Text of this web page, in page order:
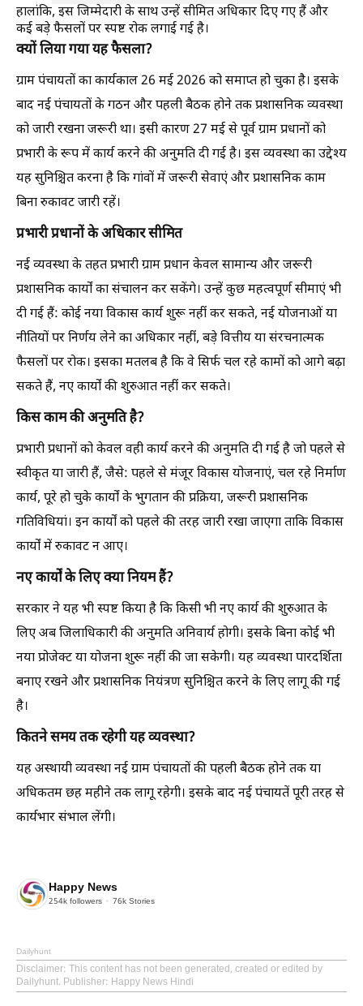
हालांकि, इस जिम्मेदारी के साथ उन्हें सीमित अधिकार दिए गए हैं और
कई बड़े फैसलों पर स्पष्ट रोक लगाई गई है।
क्यों लिया गया यह फैसला?
ग्राम पंचायतों का कार्यकाल 26 मई 2026 को समाप्त हो चुका है। इसके
बाद नई पंचायतों के गठन और पहली बैठक होने तक प्रशासनिक व्यवस्था
को जारी रखना जरूरी था। इसी कारण 27 मई से पूर्व ग्राम प्रधानों को
प्रभारी के रूप में कार्य करने की अनुमति दी गई है। इस व्यवस्था का उद्देश्य
यह सुनिश्चित करना है कि गांवों में जरूरी सेवाएं और प्रशासनिक काम
बिना रुकावट जारी रहें।
प्रभारी प्रधानों के अधिकार सीमित
नई व्यवस्था के तहत प्रभारी ग्राम प्रधान केवल सामान्य और जरूरी
प्रशासनिक कार्यों का संचालन कर सकेंगे। उन्हें कुछ महत्वपूर्ण सीमाएं भी
दी गई हैं: कोई नया विकास कार्य शुरू नहीं कर सकते, नई योजनाओं या
नीतियों पर निर्णय लेने का अधिकार नहीं, बड़े वित्तीय या संरचनात्मक
फैसलों पर रोक। इसका मतलब है कि वे सिर्फ चल रहे कामों को आगे बढ़ा
सकते हैं, नए कार्यों की शुरुआत नहीं कर सकते।
किस काम की अनुमति है?
प्रभारी प्रधानों को केवल वही कार्य करने की अनुमति दी गई है जो पहले से
स्वीकृत या जारी हैं, जैसे: पहले से मंजूर विकास योजनाएं, चल रहे निर्माण
कार्य, पूरे हो चुके कार्यों के भुगतान की प्रक्रिया, जरूरी प्रशासनिक
गतिविधियां। इन कार्यों को पहले की तरह जारी रखा जाएगा ताकि विकास
कार्यों में रुकावट न आए।
नए कार्यों के लिए क्या नियम हैं?
सरकार ने यह भी स्पष्ट किया है कि किसी भी नए कार्य की शुरुआत के
लिए अब जिलाधिकारी की अनुमति अनिवार्य होगी। इसके बिना कोई भी
नया प्रोजेक्ट या योजना शुरू नहीं की जा सकेगी। यह व्यवस्था पारदर्शिता
बनाए रखने और प्रशासनिक नियंत्रण सुनिश्चित करने के लिए लागू की गई
है।
कितने समय तक रहेगी यह व्यवस्था?
यह अस्थायी व्यवस्था नई ग्राम पंचायतों की पहली बैठक होने तक या
अधिकतम छह महीने तक लागू रहेगी। इसके बाद नई पंचायतें पूरी तरह से
कार्यभार संभाल लेंगी।
Happy News
254k followers 76k Stories
Dailyhunt
Disclaimer: This content has not been generated, created or edited by
Dailyhunt. Publisher: Happy News Hindi